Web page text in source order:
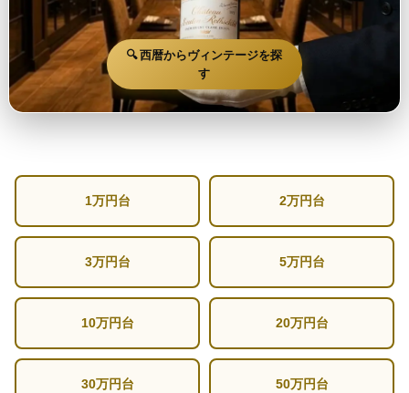
🔍 西暦からヴィンテージを探
す
1万円台 2万円台
3万円台 5万円台
10万円台 20万円台
30万円台 50万円台